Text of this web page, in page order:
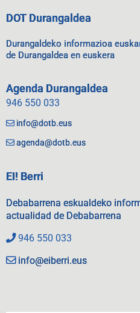
DOT Durangaldea
Durangaldeko informazioa
de Durangaldea en euskera
Agenda Durangaldea
946 550 033
info@dotb.eus
agenda@dotb.eus
EI! Berri
Debabarrena eskualdeko
actualidad de Debabarrena
946 550 033
info@eiberri.eus